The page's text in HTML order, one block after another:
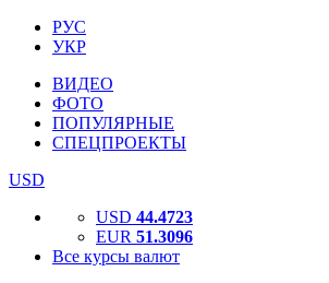
РУС
УКР
ВИДЕО
ФОТО
ПОПУЛЯРНЫЕ
СПЕЦПРОЕКТЫ
USD
USD 44.4723
EUR 51.3096
Все курсы валют